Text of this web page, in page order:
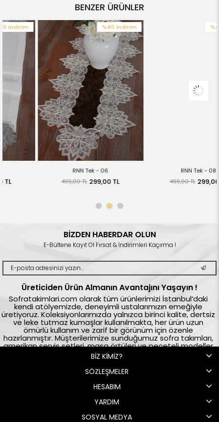
BENZER ÜRÜNLER
RNN Tek - 06
299,00 TL
%40i̇ndirim
RNN Tek - 08
299,00 TL
i̇ndirim
BİZDEN HABERDAR OLUN
E-Bültene Kayıt Ol Fırsat & İndirimleri Kaçırma !
Üreticiden Ürün Almanın Avantajını Yaşayın !
Sofratakimlari.com olarak tüm ürünlerimizi İstanbul’daki
kendi atölyemizde, deneyimli ustalarımızın emeğiyle
üretiyoruz. Koleksiyonlarımızda yalnızca birinci kalite, dertsiz
ve leke tutmaz kumaşlar kullanılmakta, her ürün uzun
ömürlü kullanım ve zarif bir görünüm için özenle
hazırlanmıştır. Müşterilerimize sunduğumuz sofra takımları,
amerikan servis setleri, masa örtüleri ve peçeteli modeller
tamamen %100 yerli üretim olup, aynı zamanda yerli
istihdama katkı sağlama ilkemizle desteklenmektedir.
Türkiye’nin önde gelen ev tekstili markalarından biri olarak
sofralarınıza hem şıklık hem de kalite katmaya devam
ediyoruz. Bizi tercih ettiğiniz için teşekkür eder, keyifli
BİZ KİMİZ?
SÖZLEŞMELER
HESABIM
YARDIM
SOSYAL MEDYA